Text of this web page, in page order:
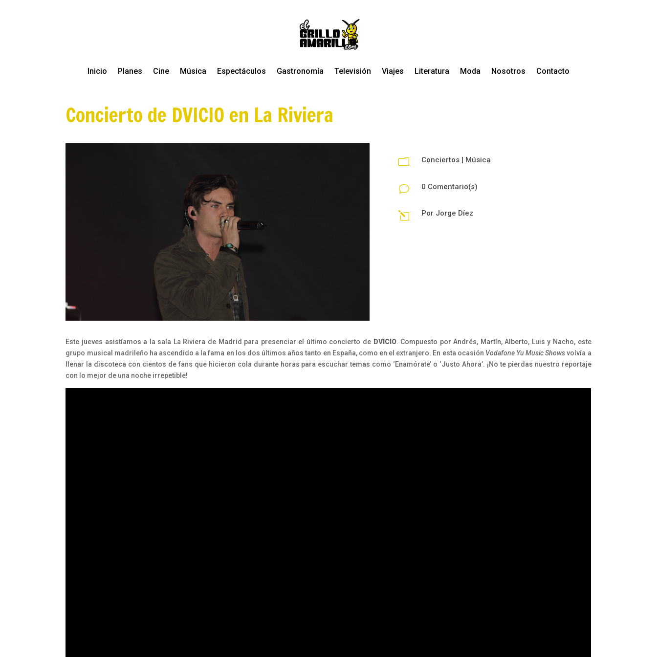
Inicio Planes Cine Música Espectáculos Gastronomía Televisión Viajes Literatura Moda Nosotros Contacto
Concierto de DVICIO en La Riviera
m Conciertos Música
v 0 Comentario(s)
l Por Jorge Díez
Este jueves asistíamos a la sala La Riviera de Madrid para presenciar el último concierto de DVICIO. Compuesto por Andrés, Martín, Alberto, Luis y Nacho, este
grupo musical madrileño ha ascendido a la fama en los dos últimos años tanto en España, como en el extranjero. En esta ocasión Vodafone Yu Music Showsvolvía a
llenar la discoteca con cientos de fans que hicieron cola durante horas para escuchar temas como ‘Enamórate’ o ‘Justo Ahora’. ¡No te pierdas nuestro reportaje
con lo mejor de una noche irrepetible!